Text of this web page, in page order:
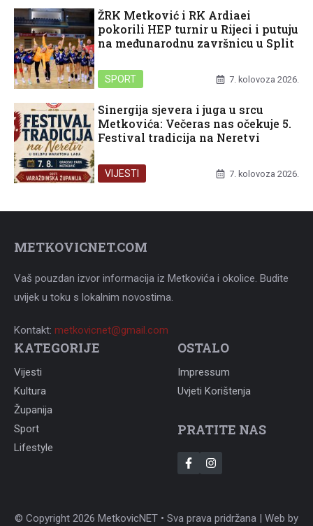
ŽRK Metković i RK Ardiaei
pokorili HEP turnir u Rijeci i putuju
na međunarodnu završnicu u Split
SPORT 7. kolovoza 2026.
Sinergija sjevera i juga u srcu
Metkovića: Večeras nas očekuje 5.
Festival tradicija na Neretvi
VIJESTI 7. kolovoza 2026.
METKOVICNET.COM
Vaš pouzdan izvor informacija iz Metkovića i okolice. Budite
uvijek u toku s lokalnim novostima.
Kontakt: metkovicnet@gmail.com
KATEGORIJE
Vijesti
Kultura
Županija
Sport
Lifestyle
OSTALO
Impressum
Uvjeti Korištenja
PRATITE NAS
© Copyright 2026 MetkovicNET • Sva prava pridržana | Web by